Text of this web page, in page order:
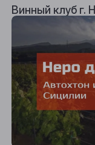
Винный клуб г.